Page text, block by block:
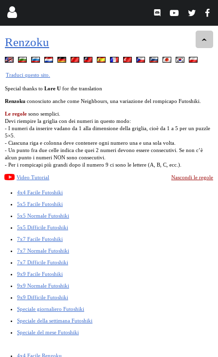
Renzoku
Traduci questo sito.
Special thanks to Lore U for the translation
Renzoku conosciuto anche come Neighbours, una variazione del rompicapo Futoshiki.
Le regole sono semplici.
Devi riempire la griglia con dei numeri in questo modo:
- I numeri da inserire vadano da 1 alla dimensione della griglia, cioè da 1 a 5 per un puzzle
5×5.
- Ciascuna riga e colonna deve contenere ogni numero una e una sola volta.
- Un punto fra due celle indica che quei 2 numeri devono essere consecutivi. Se non c’è
alcun punto i numeri NON sono consecutivi.
- Per i rompicapi più grandi dopo il numero 9 ci sono le lettere (A, B, C, ecc.).
Video Tutorial Nascondi le regole
4x4 Facile Futoshiki
5x5 Facile Futoshiki
5x5 Normale Futoshiki
5x5 Difficile Futoshiki
7x7 Facile Futoshiki
7x7 Normale Futoshiki
7x7 Difficile Futoshiki
9x9 Facile Futoshiki
9x9 Normale Futoshiki
9x9 Difficile Futoshiki
Speciale giornaliero Futoshiki
Speciale della settimana Futoshiki
Speciale del mese Futoshiki
4x4 Facile Renzoku